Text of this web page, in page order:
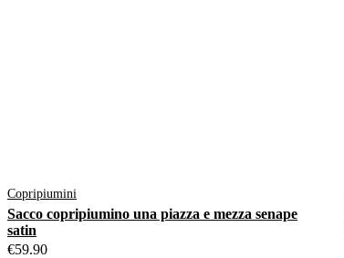
Copripiumini
Sacco copripiumino una piazza e mezza senape
satin
€59.90